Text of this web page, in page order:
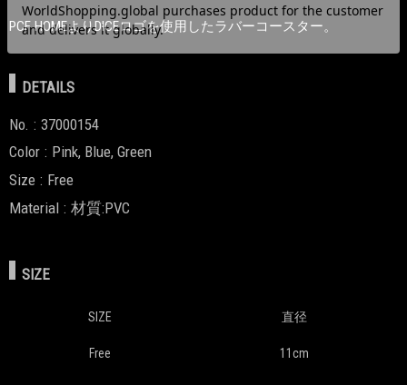
PCF HOMEよりDICEロゴを使用したラバーコースター。
DETAILS
No.
37000154
Color
Pink, Blue, Green
Size
Free
Material
材質:PVC
SIZE
SIZE 直径
Free 11cm